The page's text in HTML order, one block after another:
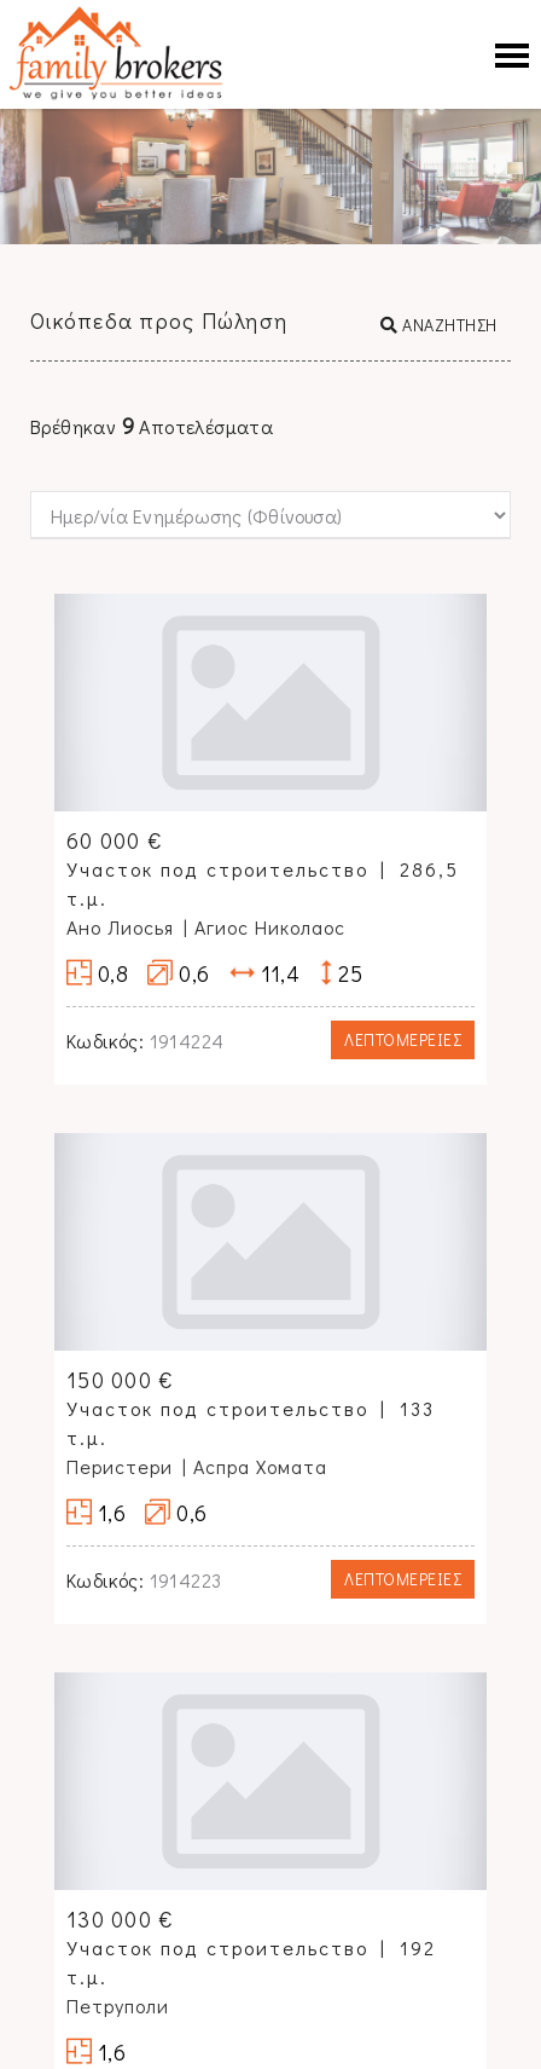
Οικόπεδα προς Πώληση ΑΝΑΖΗΤΗΣΗ
Βρέθηκαν 9Αποτελέσματα
60 000 €
Участок под строительство
286,5
τ.μ.
Ано Лиосья | Агиос Николаос
0,8 0,6 11,4 25
Κωδικός: 1914224 ΛΕΠΤΟΜΕΡΕΙΕΣ
150 000 €
Участок под строительство
133
τ.μ.
Перистери | Аспра Хомата
1,6 0,6
Κωδικός: 1914223 ΛΕΠΤΟΜΕΡΕΙΕΣ
130 000 €
Участок под строительство
192
τ.μ.
Петруполи
1,6